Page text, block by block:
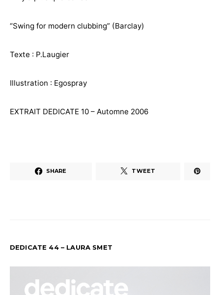
“Swing for modern clubbing” (Barclay)
Texte : P.Laugier
Illustration : Egospray
EXTRAIT DEDICATE 10 – Automne 2006
SHARE TWEET
DEDICATE 44 – LAURA SMET